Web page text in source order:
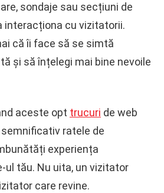
sondaje sau secțiuni de
interacționa cu vizitatorii.
că îi face să se simtă
și să înțelegi mai bine nevoile
aceste opt trucuri de web
ratele de
experiența
ul tău. Nu uita, un vizitator
care revine.